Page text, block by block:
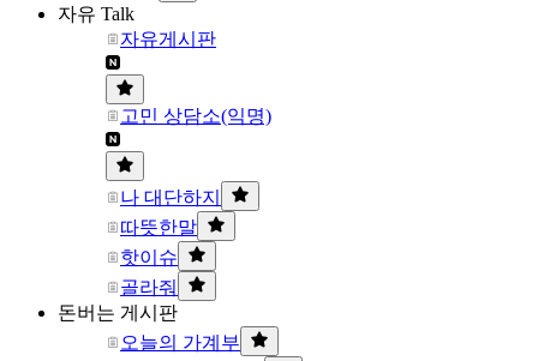
자유 Talk
자유게시판
고민 상담소(익명)
나 대단하지
따뜻한말
핫이슈
골라줘
돈버는 게시판
오늘의 가계부